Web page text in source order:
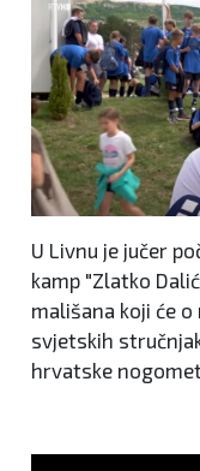
U Livnu je jučer
kamp "Zlatko
mališana koji će
svjetskih
hrvatske